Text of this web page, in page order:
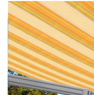
Skip
to
the
end
of
the
images
gallery